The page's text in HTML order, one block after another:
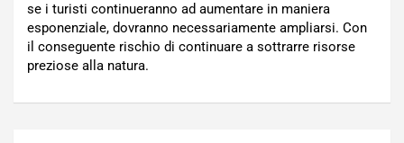
se i turisti continueranno ad aumentare in maniera
esponenziale, dovranno necessariamente ampliarsi. Con
il conseguente rischio di continuare a sottrarre risorse
preziose alla natura.